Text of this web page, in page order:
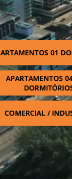
01
APARTAMENTOS
COMERCIAL /